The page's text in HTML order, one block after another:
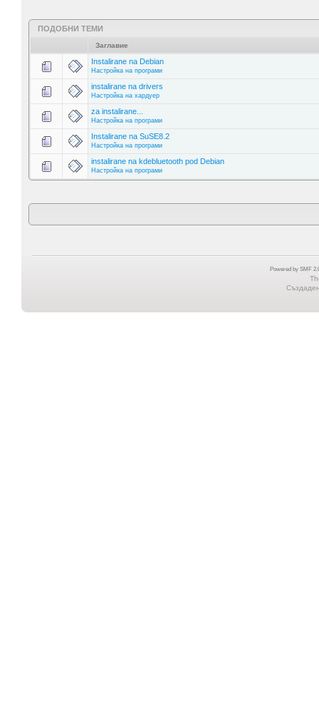
ПОДОБНИ ТЕМИ
Заглавие
Instalirane na Debian
Настройка на програми
instalirane na drivers
Настройка на хардуер
za instalirane...
Настройка на програми
Instalirane na SuSE8.2
Настройка на програми
instalirane na kdebluetooth pod Debian
Настройка на програми
Powered by SMF